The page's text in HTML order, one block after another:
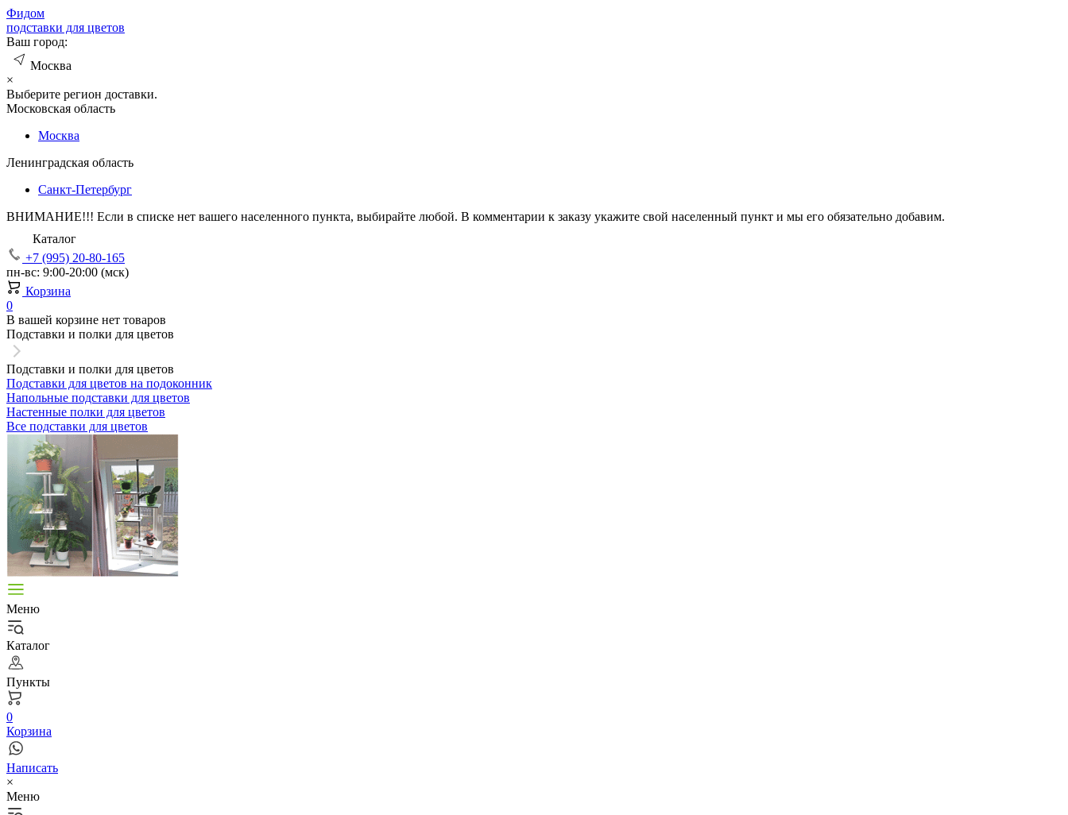
Фидом
подставки для цветов
Ваш город:
Москва
×
Выберите регион доставки.
Московская область
Москва
Ленинградская область
Санкт-Петербург
ВНИМАНИЕ!!! Если в списке нет вашего населенного пункта, выбирайте любой. В комментарии к заказу укажите свой населенный пункт и мы его обязательно добавим.
Каталог
+7 (995) 20-80-165
пн-вс: 9:00-20:00 (мск)
Корзина
0
В вашей корзине нет товаров
Подставки и полки для цветов
Подставки и полки для цветов
Подставки для цветов на подоконник
Напольные подставки для цветов
Настенные полки для цветов
Все подставки для цветов
Меню
Каталог
Пункты
0
Корзина
Написать
×
Меню